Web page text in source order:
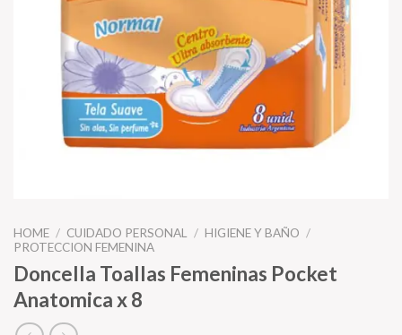
HOME / CUIDADO PERSONAL / HIGIENE Y BAÑO /
PROTECCION FEMENINA
Doncella Toallas Femeninas Pocket
Anatomica x 8